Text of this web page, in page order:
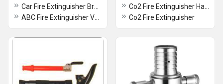
Co2 Fire Extinguisher